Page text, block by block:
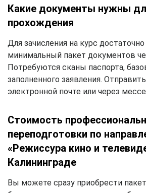
Какие документы нужны
прохождения
Для зачисления на курс
минимальный пакет документов
Потребуются сканы паспорта,
заполненного заявления.
электронной почте или через
Стоимость
переподготовки по
«Режиссура кино и
Калининграде
Вы можете сразу приобрести